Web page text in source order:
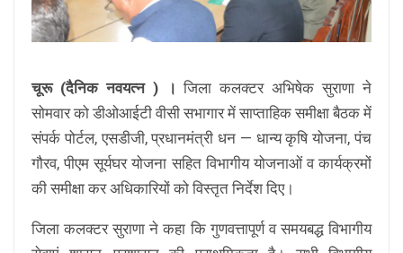
चूरू (दैनिक नवयत्न ) । जिला कलक्टर अभिषेक सुराणा ने
सोमवार को डीओआईटी वीसी सभागार में साप्ताहिक समीक्षा बैठक में
संपर्क पोर्टल, एसडीजी, प्रधानमंत्री धन — धान्य कृषि योजना, पंच
गौरव, पीएम सूर्यघर योजना सहित विभागीय योजनाओं व कार्यक्रमों
की समीक्षा कर अधिकारियों को विस्तृत निर्देश दिए।
जिला कलक्टर सुराणा ने कहा कि गुणवत्तापूर्ण व समयबद्ध विभागीय